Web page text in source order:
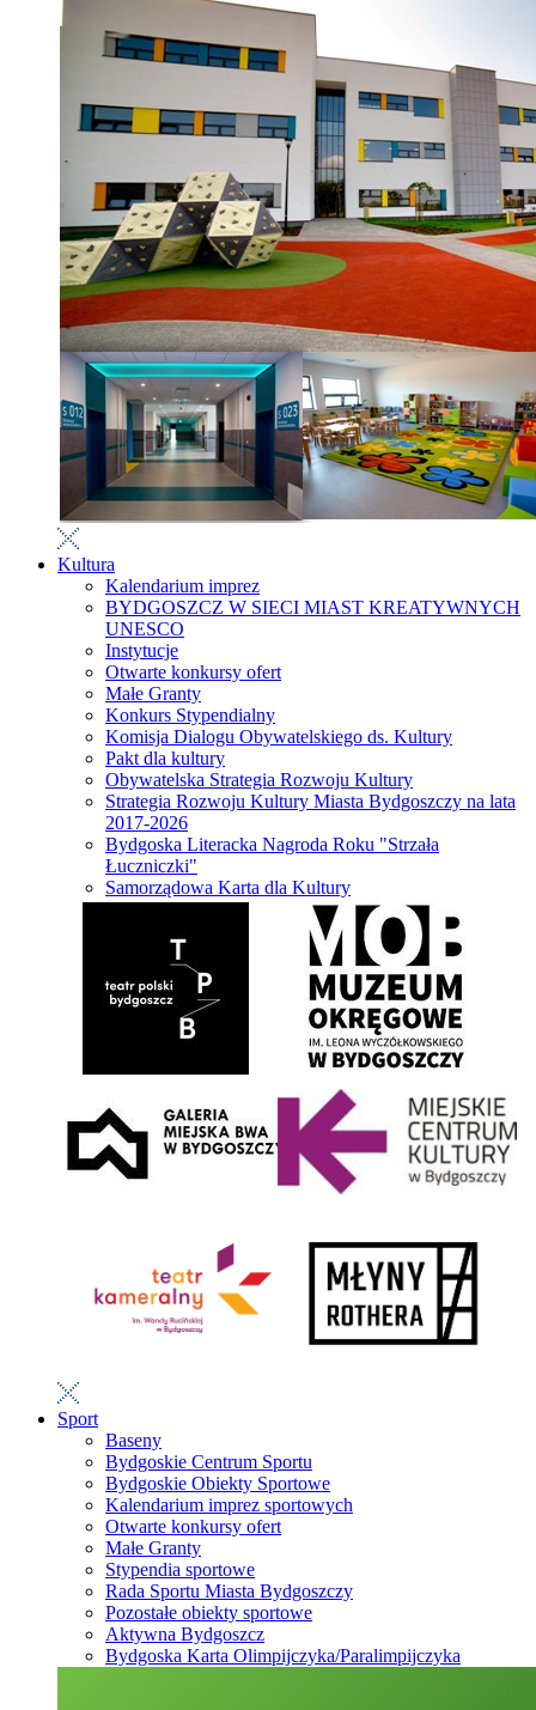
Kultura
Kalendarium imprez
BYDGOSZCZ W SIECI MIAST KREATYWNYCH
UNESCO
Instytucje
Otwarte konkursy ofert
Małe Granty
Konkurs Stypendialny
Komisja Dialogu Obywatelskiego ds. Kultury
Pakt dla kultury
Obywatelska Strategia Rozwoju Kultury
Strategia Rozwoju Kultury Miasta Bydgoszczy na lata
2017-2026
Bydgoska Literacka Nagroda Roku "Strzała
Łuczniczki"
Samorządowa Karta dla Kultury
Sport
Baseny
Bydgoskie Centrum Sportu
Bydgoskie Obiekty Sportowe
Kalendarium imprez sportowych
Otwarte konkursy ofert
Małe Granty
Stypendia sportowe
Rada Sportu Miasta Bydgoszczy
Pozostałe obiekty sportowe
Aktywna Bydgoszcz
Bydgoska Karta Olimpijczyka/Paralimpijczyka